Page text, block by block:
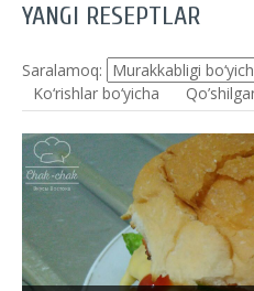
YANGI RESEPTLAR
Saralamoq:
Ko‘rishlar bo‘yicha